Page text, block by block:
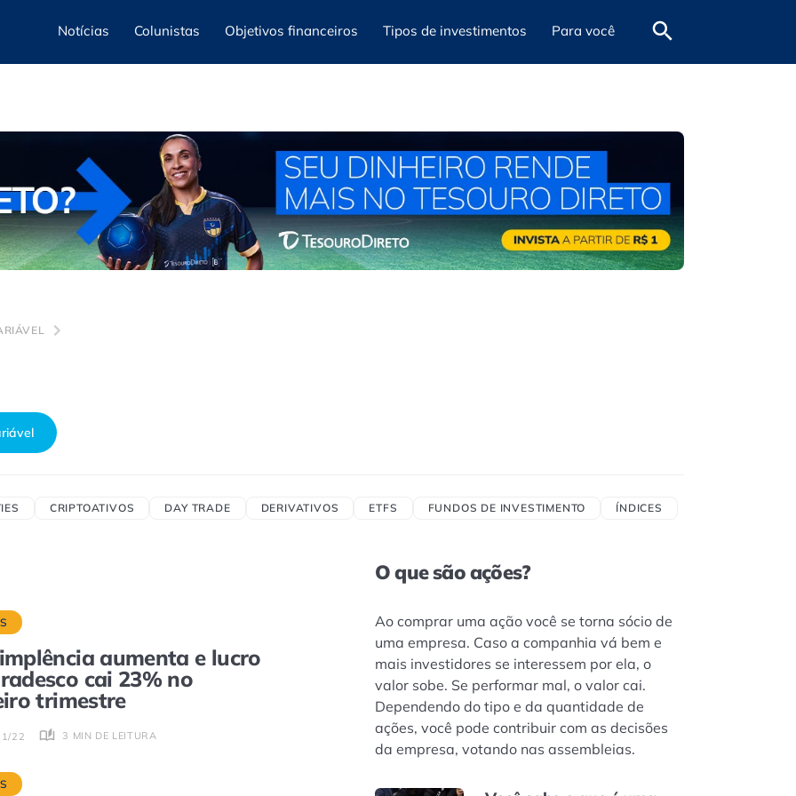
Notícias Colunistas Objetivos financeiros Tipos de investimentos Para você
CRIPTOATIVOS DAY TRADE DERIVATIVOS ETFS FUNDOS DE INVESTIMENTO ÍNDICES
aumenta e lucro
cai 23% no
trimestre
22 3 MIN DE LEITURA
O que são ações?
Ao comprar uma ação você se torna sócio de
uma empresa. Caso a companhia vá bem e
mais investidores se interessem por ela, o
valor sobe. Se performar mal, o valor cai.
Dependendo do tipo e da quantidade de
ações, você pode contribuir com as decisões
da empresa, votando nas assembleias.